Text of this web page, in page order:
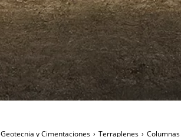
Geotecnia y Cimentaciones Terraplenes